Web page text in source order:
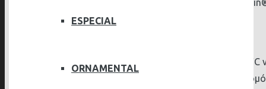
ESPECIAL
ORNAMENTAL
Διατίθεται με καπάκια επικάλυψης αλουμινίου
Προφίλ 5 θαλάμων
Τα συνθετικά Kουφώματα PVC
θερμομόνωση και άριστη